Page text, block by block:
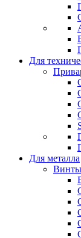
Для
Для металла
Винты